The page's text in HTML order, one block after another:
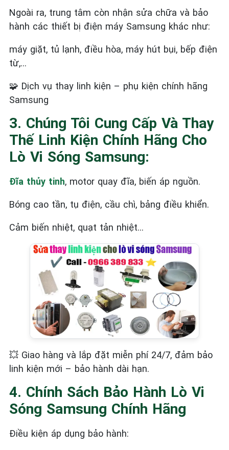
Ngoài ra, trung tâm còn nhận sửa chữa và bảo
hành các thiết bị điện máy Samsung khác như:
máy giặt, tủ lạnh, điều hòa, máy hút bụi, bếp điện
từ,…
🧩 Dịch vụ thay linh kiện – phụ kiện chính hãng
Samsung
3. Chúng Tôi Cung Cấp Và Thay
Thế Linh Kiện Chính Hãng Cho
Lò Vi Sóng Samsung:
Đĩa thủy tinh, motor quay đĩa, biến áp nguồn.
Bóng cao tần, tụ điện, cầu chì, bảng điều khiển.
Cảm biến nhiệt, quạt tản nhiệt…
💥 Giao hàng và lắp đặt miễn phí 24/7, đảm bảo
linh kiện mới – bảo hành dài hạn.
4. Chính Sách Bảo Hành Lò Vi
Sóng Samsung Chính Hãng
Điều kiện áp dụng bảo hành: